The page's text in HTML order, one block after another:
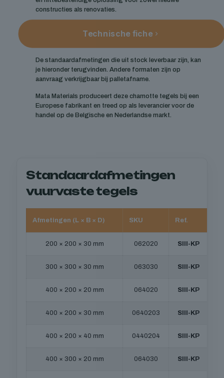
constructies als renovaties.
Technische fiche
De standaardafmetingen die uit stock leverbaar zijn, kan
je hieronder terugvinden. Andere formaten zijn op
aanvraag verkrijgbaar bij palletafname.
Mata Materials produceert deze chamotte tegels bij een
Europese fabrikant en treed op als leverancier voor de
handel op de Belgische en Nederlandse markt.
Standaardafmetingen
vuurvaste tegels
Afmetingen (L × B × D) SKU Ref.
200 × 200 × 30 mm 062020 SIII-KP
300 × 300 × 30 mm 063030 SIII-KP
400 × 200 × 20 mm 064020 SIII-KP
400 × 200 × 30 mm 0640203 SIII-KP
400 × 200 × 40 mm 0440204 SIII-KP
400 × 300 × 20 mm 064030 SIII-KP